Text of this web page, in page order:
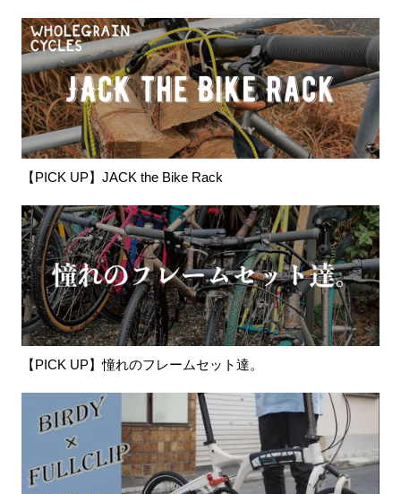
【PICK UP】JACK the Bike Rack
【PICK UP】憧れのフレームセット達。